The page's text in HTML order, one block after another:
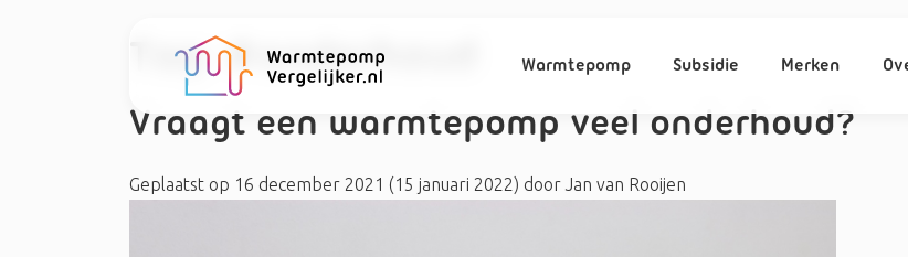
Warmtepomp Subsidie Merken
Tag:#onderhoud
Vraagt een warmtepomp veel onderhoud?
Geplaatst op 16 december 2021 (15 januari 2022) door Jan van Rooijen